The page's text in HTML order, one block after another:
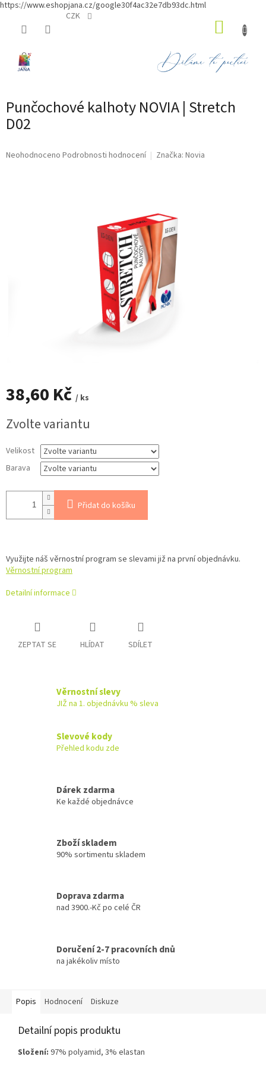
https://www.eshopjana.cz/google30f4ac32e7db93dc.html
CZK
Punčochové kalhoty NOVIA | Stretch
D02
Průměrné
Neohodnoceno Podrobnosti hodnocení Značka: Novia
38,60 Kč / ks
cena:
Zvolte variantu
Velikost
Barava
Přidat do košíku
Využijte náš věrnostní program se slevami již na první objednávku.
Věrnostní program
Detailní informace
ZEPTAT SE HLÍDAT SDÍLET
Věrnostní slevy
JIŽ na 1. objednávku % sleva
Slevové kody
Přehled kodu zde
Dárek zdarma
Ke každé objednávce
Zboží skladem
90% sortimentu skladem
Doprava zdarma
nad 3900.-Kč po celé ČR
Doručení 2-7 pracovních dnů
na jakékoliv místo
Popis Hodnocení Diskuze
Detailní popis produktu
Složení: 97% polyamid, 3% elastan